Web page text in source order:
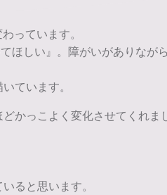
っています。
しい』。障がいがありなが
ています。
かっこよく変化させてくれま
ると思います。